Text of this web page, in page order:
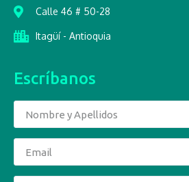
Calle 46 # 50-28
Itagüí - Antioquia
Escríbanos